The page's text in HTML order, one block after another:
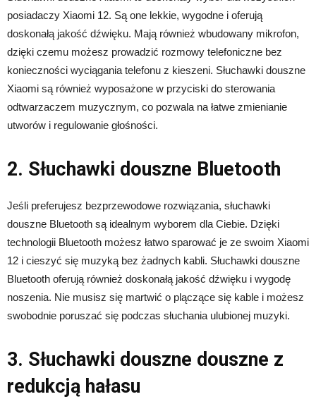
posiadaczy Xiaomi 12. Są one lekkie, wygodne i oferują
doskonałą jakość dźwięku. Mają również wbudowany mikrofon,
dzięki czemu możesz prowadzić rozmowy telefoniczne bez
konieczności wyciągania telefonu z kieszeni. Słuchawki douszne
Xiaomi są również wyposażone w przyciski do sterowania
odtwarzaczem muzycznym, co pozwala na łatwe zmienianie
utworów i regulowanie głośności.
2. Słuchawki douszne Bluetooth
Jeśli preferujesz bezprzewodowe rozwiązania, słuchawki
douszne Bluetooth są idealnym wyborem dla Ciebie. Dzięki
technologii Bluetooth możesz łatwo sparować je ze swoim Xiaomi
12 i cieszyć się muzyką bez żadnych kabli. Słuchawki douszne
Bluetooth oferują również doskonałą jakość dźwięku i wygodę
noszenia. Nie musisz się martwić o plączące się kable i możesz
swobodnie poruszać się podczas słuchania ulubionej muzyki.
3. Słuchawki douszne douszne z
redukcją hałasu